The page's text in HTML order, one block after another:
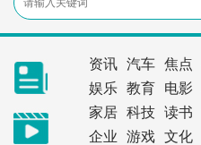
资讯 汽车 焦点
娱乐
教育 电影
家居
科技 读书
企业
游戏 文化